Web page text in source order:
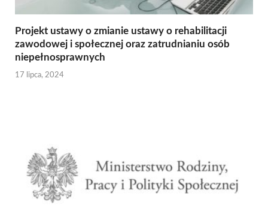
Projekt ustawy o zmianie ustawy o rehabilitacji
zawodowej i społecznej oraz zatrudnianiu osób
niepełnosprawnych
17 lipca, 2024